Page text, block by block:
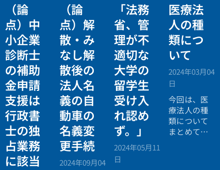
（論
点）中
小企業
診断士
の補助
金申請
支援は
行政書
士の独
占業務
に該当
（論
点）解
散・み
なし解
散後の
法人名
義の自
動車の
名義変
更手続
2024年09月04
「法務
省、管
理が不
適切な
大学の
留学生
受け入
れ認め
ず。」
2024年05月11
日
医療法
人の種
類につ
いて
2024年03月04
日
今回は、医
療法人の種
類について
まとめてみ